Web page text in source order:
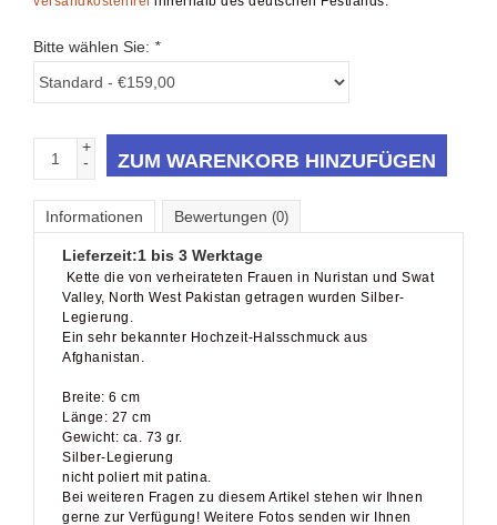
-
ZUM WARENKORB HINZUFÜGEN
Lieferzeit:1 bis 3 Werktage
Kette die von verheirateten Frauen in Nuristan und Swat
Valley, North West Pakistan getragen wurden Silber-
Legierung.
Ein sehr bekannter Hochzeit-Halsschmuck aus
Afghanistan.
Breite: 6 cm
Länge: 27 cm
Gewicht: ca. 73 gr.
Silber-Legierung
nicht poliert mit patina.
Bei weiteren Fragen zu diesem Artikel stehen wir Ihnen
gerne zur Verfügung! Weitere Fotos senden wir Ihnen
bei Bedarf auf Anfrage!